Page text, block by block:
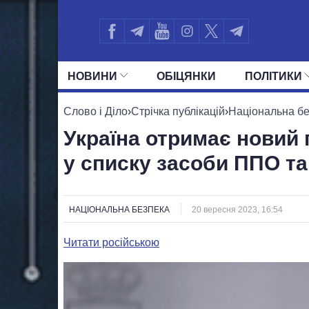
НОВИНИ ОБIЦЯНКИ ПОЛIТИКИ
УСІ ПОЛІТИКИ ПРЕЗИДЕНТ І
Слово і Діло›Стрічка публікацій›Національна
Україна отримає новий
у списку засоби ППО
НАЦІОНАЛЬНА БЕЗПЕКА 20 вересня 2023, 16:54
Читати російською